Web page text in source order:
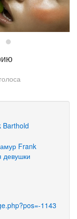
Frank
девушки
1143